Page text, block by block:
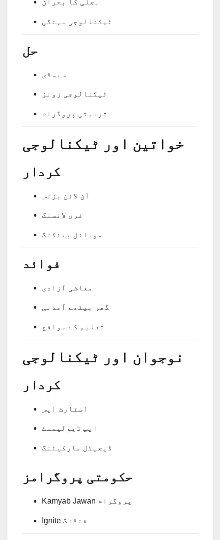
بجلی کا بحران
ٹیکنالوجی مہنگی
حل
سبسڈی
ٹیکنالوجی زونز
تربیتی پروگرام
خواتین اور ٹیکنالوجی
کردار
آن لائن بزنس
فری لانسنگ
موبائل بینکنگ
فوائد
معاشی آزادی
گھر بیٹھے آمدنی
تعلیم کے مواقع
نوجوان اور ٹیکنالوجی
کردار
اسٹارٹ اپس
ایپ ڈیولپمنٹ
ڈیجیٹل مارکیٹنگ
حکومتی پروگرامز
Kamyab Jawan پروگرام
Ignite فنڈنگ